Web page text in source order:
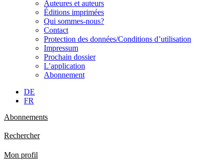
Auteures et auteurs
Éditions imprimées
Qui sommes-nous?
Contact
Protection des données/Conditions d’utilisation
Impressum
Prochain dossier
L’application
Abonnement
DE
FR
Abonnements
Rechercher
Mon profil